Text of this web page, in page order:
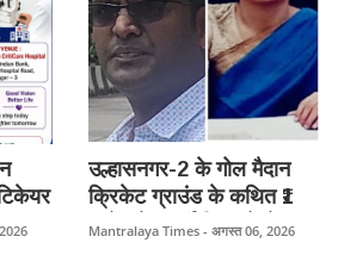
उल्हासनगर-2 के गोल मैदान
क्रिकेट ग्राउंड के कथित ₹1
करोड़ के फर्जी बिल को लेकर
Mantralaya Times - अगस्त 06, 2026